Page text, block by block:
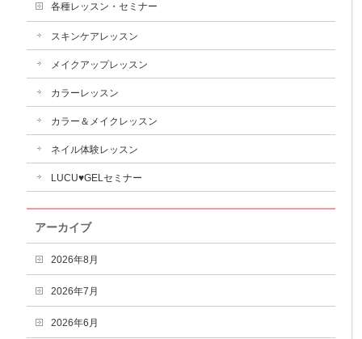
各種レッスン・セミナー
スキンケアレッスン
メイクアップレッスン
カラーレッスン
カラー＆メイクレッスン
ネイル体験レッスン
LUCU♥GELセミナー
アーカイブ
2026年8月
2026年7月
2026年6月